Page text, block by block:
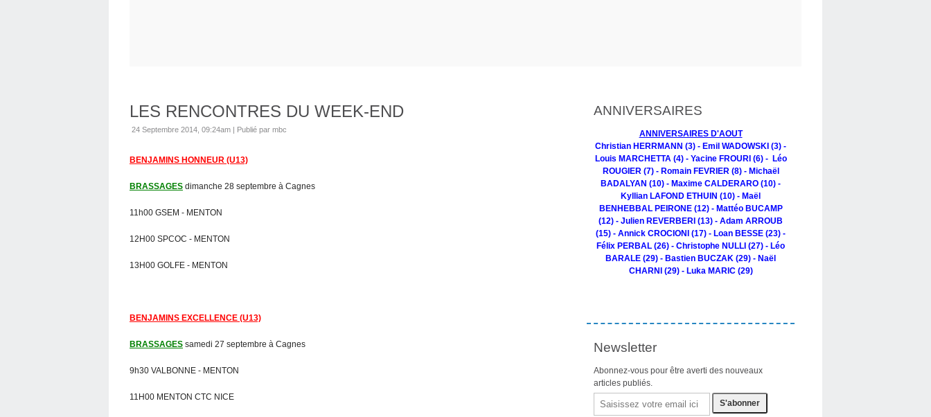
LES RENCONTRES DU WEEK-END
24 Septembre 2014, 09:24am | Publié par mbc
BENJAMINS HONNEUR (U13)
BRASSAGES dimanche 28 septembre à Cagnes
11h00 GSEM - MENTON
12H00 SPCOC - MENTON
13H00 GOLFE - MENTON
BENJAMINS EXCELLENCE (U13)
BRASSAGES samedi 27 septembre à Cagnes
9h30 VALBONNE - MENTON
11H00 MENTON CTC NICE
ANNIVERSAIRES
ANNIVERSAIRES D'AOUT
Christian HERRMANN (3) - Emil WADOWSKI (3) -
Louis MARCHETTA (4) - Yacine FROURI (6) - Léo
ROUGIER (7) - Romain FEVRIER (8) - Michaël
BADALYAN (10) - Maxime CALDERARO (10) -
Kyllian LAFOND ETHUIN (10) - Maël
BENHEBBAL PEIRONE (12) - Mattéo BUCAMP
(12) - Julien REVERBERI (13) - Adam ARROUB
(15) - Annick CROCIONI (17) - Loan BESSE (23) -
Félix PERBAL (26) - Christophe NULLI (27) - Léo
BARALE (29) - Bastien BUCZAK (29) - Naël
CHARNI (29) - Luka MARIC (29)
Newsletter
Abonnez-vous pour être averti des nouveaux
articles publiés.
Email